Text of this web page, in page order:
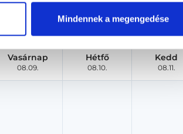
Mindennek a megengedése
Vasárnap
08.09.
Hétfő
08.10.
Kedd
08.11.